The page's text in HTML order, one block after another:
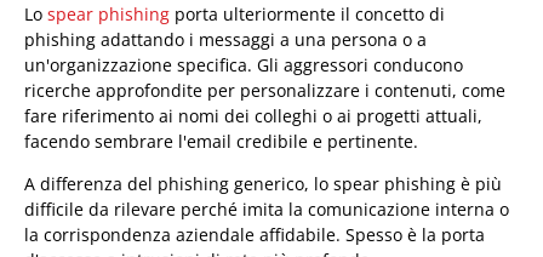
Lo spear phishing porta ulteriormente il concetto di
phishing adattando i messaggi a una persona o a
un'organizzazione specifica. Gli aggressori conducono
ricerche approfondite per personalizzare i contenuti, come
fare riferimento ai nomi dei colleghi o ai progetti attuali,
facendo sembrare l'email credibile e pertinente.
A differenza del phishing generico, lo spear phishing è più
difficile da rilevare perché imita la comunicazione interna o
la corrispondenza aziendale affidabile. Spesso è la porta